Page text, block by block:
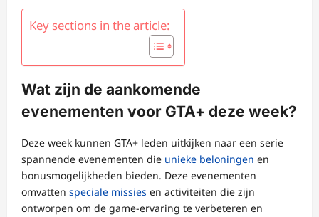
Key sections in the article:
Wat zijn de aankomende
evenementen voor GTA+ deze week?
Deze week kunnen GTA+ leden uitkijken naar een serie
spannende evenementen die unieke beloningen en
bonusmogelijkheden bieden. Deze evenementen
omvatten speciale missies en activiteiten die zijn
ontworpen om de game-ervaring te verbeteren en